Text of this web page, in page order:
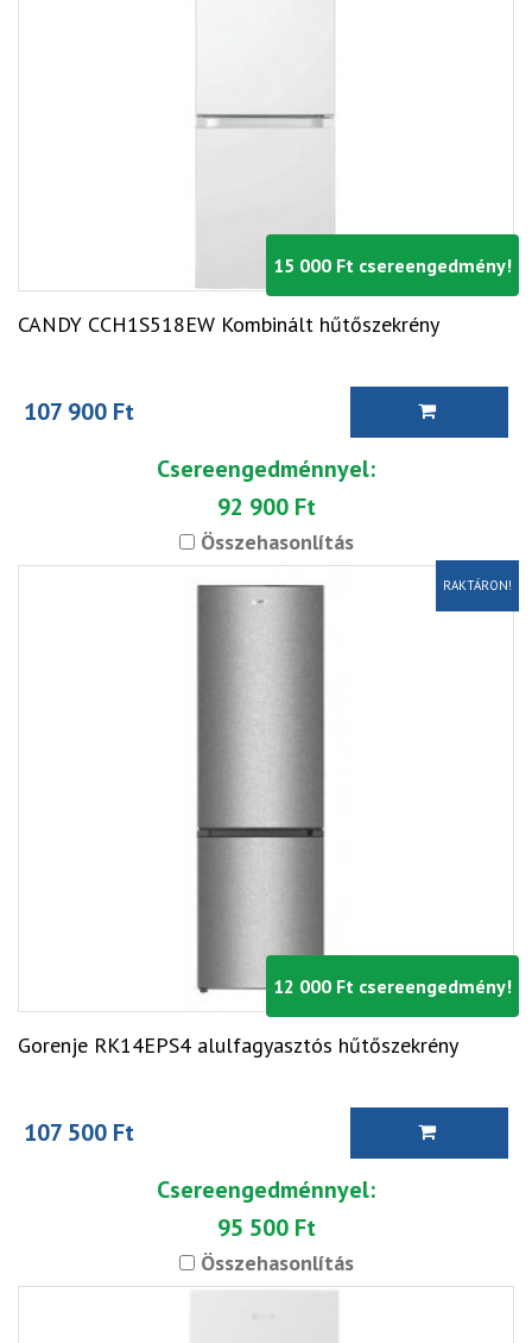
15 000 Ft csereengedmény!
CANDY CCH1S518EW Kombinált hűtőszekrény
107 900 Ft
Csereengedménnyel:
92 900 Ft
Összehasonlítás
12 000 Ft csereengedmény!
RAKTÁRON!
Gorenje RK14EPS4 alulfagyasztós hűtőszekrény
107 500 Ft
Csereengedménnyel:
95 500 Ft
Összehasonlítás